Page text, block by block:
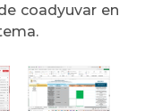
coadyuvar en